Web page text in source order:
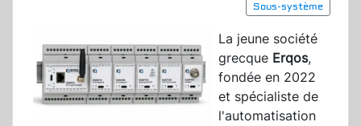
Sous-système
La jeune société
grecque Erqos,
fondée en 2022
et spécialiste de
l'automatisation